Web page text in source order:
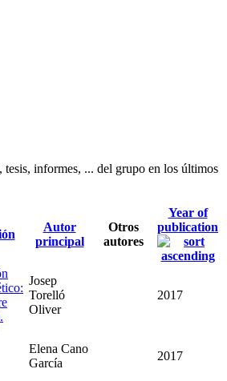
informes, ... del grupo en los últimos
Autor
principal
Otros
autores
Year of
publication
Josep
Torelló
Oliver
2017
Elena Cano
García
2017